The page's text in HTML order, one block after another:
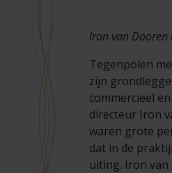
Diensten
Technische documentatie
Veelgestelde vragen
Prefab woning
Handelspartner
Rookwerend
Brochures
Verkooppunten
Veelgestelde vragen
GND Garantiedeuren
Werken bij Berkvens
Iron van
Tegenpolen
zijn
commercieel
directeur Iron
waren grote
dat in de
uiting. Iron